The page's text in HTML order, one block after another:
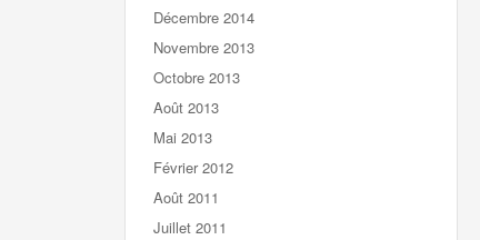
Décembre 2014
Novembre 2013
Octobre 2013
Août 2013
Mai 2013
Février 2012
Août 2011
Juillet 2011